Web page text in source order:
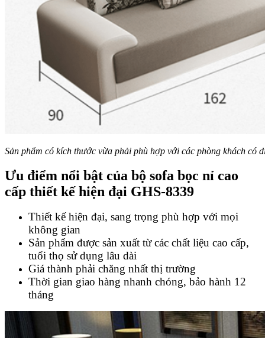
Sản phẩm có kích thước vừa phải phù hợp với các phòng khách có
Ưu điểm nổi bật của bộ sofa bọc nỉ cao
cấp thiết kế hiện đại GHS-8339
Thiết kế hiện đại, sang trọng phù hợp với mọi
không gian
Sản phẩm được sản xuất từ các chất liệu cao cấp,
tuổi thọ sử dụng lâu dài
Giá thành phải chăng nhất thị trường
Thời gian giao hàng nhanh chóng, bảo hành 12
tháng